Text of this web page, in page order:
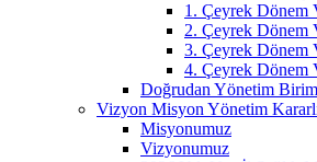
1. Çeyrek Dönem
2. Çeyrek Dönem
3. Çeyrek Dönem
4. Çeyrek Dönem
Doğrudan Yönetim
Vizyon Misyon Yönetim
Misyonumuz
Vizyonumuz